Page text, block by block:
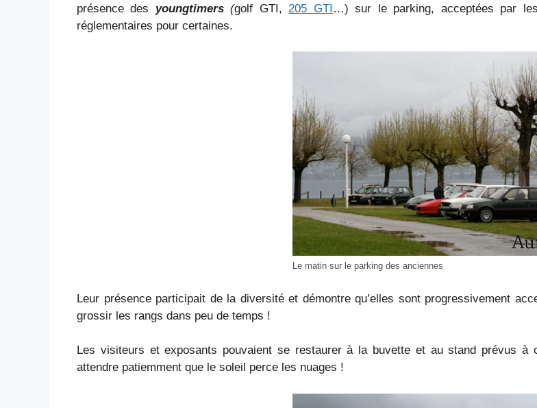
présence des youngtimers(golf GTI, 205 GTI…) sur le parking, acceptées par
réglementaires pour certaines.
Le matin sur le parking des anciennes
Leur présence participait de la diversité et démontre qu’elles sont progressivement
grossir les rangs dans peu de temps !
Les visiteurs et exposants pouvaient se restaurer à la buvette et au stand prévus
attendre patiemment que le soleil perce les nuages !